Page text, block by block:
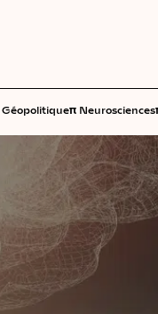
Géopolitiqueπ Neurosciences